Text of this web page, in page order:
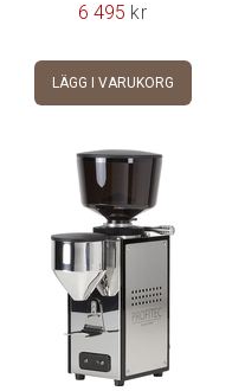
6 495 kr
LÄGG I VARUKORG